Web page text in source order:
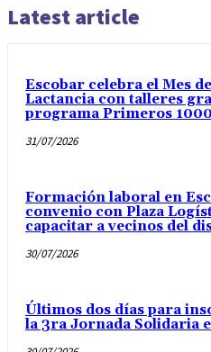
Latest article
Escobar celebra el Mes
Lactancia con talleres
programa Primeros
31/07/2026
Formación laboral en
convenio con Plaza
capacitar a vecinos del
30/07/2026
Últimos dos días para
la 3ra Jornada Solidaria